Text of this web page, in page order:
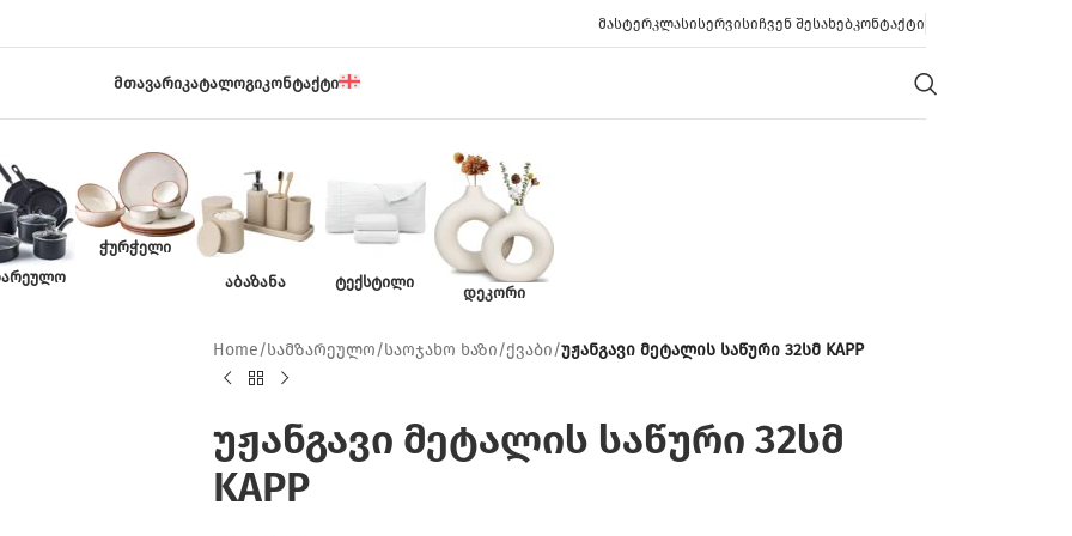
ᲛᲐᲡᲢᲔᲠᲙᲚᲐᲡᲘᲡᲔᲠᲕᲘᲡᲘᲩᲕᲔᲜ ᲨᲔᲡᲐᲮᲔᲑᲙᲝᲜᲢᲐᲥᲢᲘ
ᲛᲗᲐᲕᲐᲠᲘᲙᲐᲢᲐᲚᲝᲒᲘᲙᲝᲜᲢᲐᲥᲢᲘ
ᲭᲣᲠᲭᲔᲚᲘ
ᲐᲑᲐᲖᲐᲜᲐ
ᲢᲔᲥᲡᲢᲘᲚᲘ
ᲓᲔᲙᲝᲠᲘ
Home/სამზარეულო/საოჯახო ხაზი/ქვაბი/უჟანგავი მეტალის საწური 32სმ KAPP
უჟანგავი მეტალის საწური 32სმ
KAPP